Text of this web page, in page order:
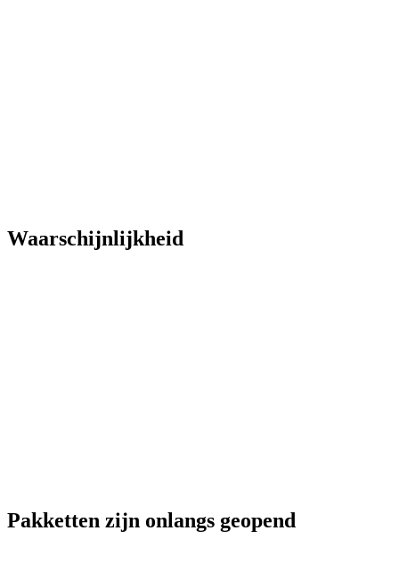
Waarschijnlijkheid
Pakketten zijn onlangs geopend